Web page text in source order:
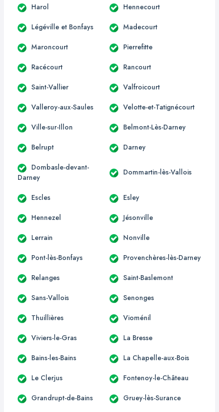
Harol Hennecourt
Légéville et Bonfays Madecourt
Maroncourt Pierrefitte
Racécourt Rancourt
Saint-Vallier Valfroicourt
Valleroy-aux-Saules Velotte-et-Tatignécourt
Ville-sur-Illon Belmont-Lès-Darney
Belrupt Darney
Dombasle-devant-
Darney
Dommartin-lès-Vallois
Escles Esley
Hennezel Jésonville
Lerrain Nonville
Pont-lès-Bonfays Provenchères-lès-Darney
Relanges Saint-Baslemont
Sans-Vallois Senonges
Thuillières Vioménil
Viviers-le-Gras La Bresse
Bains-les-Bains La Chapelle-aux-Bois
Le Clerjus Fontenoy-le-Château
Grandrupt-de-Bains Gruey-lès-Surance